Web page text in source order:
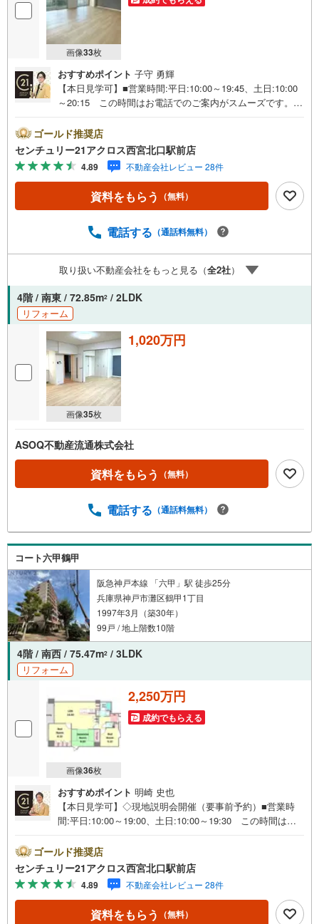
画像33枚
おすすめポイント 子守 勇輝
【本日見学可】■営業時間:平日:10:00～19:45、土日:10:00
～20:15 この時間はお電話でのご案内がスムーズです。
扇交換、ソフト巾木・クロス全室・畳・襖張替、床（CF・
フロアタイル）施工しています。各階停止のエレベーター
ございます。＝＝＝＝＝センチュリー21アクロスグループ
の3つの特徴＝＝＝＝＝＝■センチュリー21グループで26年
連続No.1（1997年～2022年兵庫地区仲介実績） 西宮・尼
崎・伊丹・宝塚にて8店舗展開中。阪神間での購入や売却は
います。 8店舗すべて駅前にございますが、お車でのお越
台の新築戸建や、1000万円台の中古マンションを始め多数
物件を取り扱っています。Yahoo！不動産に掲載しきれな
い物件もご紹介できます。
ゴールド推奨店
センチュリー21アクロス西宮北口駅前店
4.89 不動産会社レビュー 28件
資料をもらう （無料）
電話する （通話料無料）
取り扱い不動産会社をもっと見る（全2社）
4階 / 南東 / 72.85m2 / 2LDK
リフォーム
画像35枚
1,020万円
ASOQ不動産流通株式会社
資料をもらう （無料）
電話する （通話料無料）
コート六甲鶴甲
阪急神戸本線 「六甲」駅 徒歩25分
兵庫県神戸市灘区鶴甲1丁目
1997年3月（築30年）
99戸 / 地上階数10階
4階 / 南西 / 75.47m2 / 3LDK
リフォーム
画像36枚
2,250万円
成約でもらえる
おすすめポイント 明崎 史也
【本日見学可】◇現地説明会開催（要事前予約）■営業時
間:平日:10:00～19:00、土日:10:00～19:30 この時間はお
8月リフォーム済み！神戸の街並みや六甲山の自然が一望で
きる高台のマンション。○センチュリー21アクロスグルー
プの3つの特徴○■センチュリー21グループで28年連続No.1
（1997年～2024年兵庫地区仲介実績） 西宮・尼崎・伊
丹・宝塚にて8店舗展開中。阪神間での購入や売却は当店に
お任せ下さい■お客様駐車場、キッズスペースがございま
ゴールド推奨店
センチュリー21アクロス西宮北口駅前店
4.89 不動産会社レビュー 28件
資料をもらう （無料）